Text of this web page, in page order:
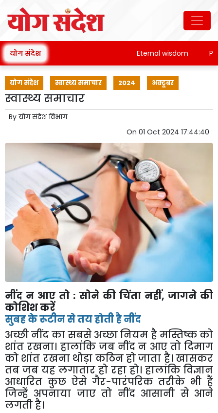
योग संदेश Eternal wisdom
योग संदेश स्वास्थ्य समाचार 2024 अक्टूबर
स्वास्थ्य समाचार
By योग संदेश विभाग
On 01 Oct 2024 17:44:40
नींद न आए तो : सोने की चिंता नहीं, जागने की
कोशिश करें
सुबह के रूटीन से तय होती है नींद
अच्छी नींद का सबसे अच्छा नियम है मस्तिष्क को
शांत रखना। हालांकि जब नींद न आए तो दिमाग
को शांत रखना थोड़ा कठिन हो जाता है। खासकर
तब जब यह लगातार हो रहा हो। हालांकि विज्ञान
आधारित कुछ ऐसे गैर-पारंपरिक तरीके भी हैं
जिन्हें अपनाया जाए तो नींद आसानी से आने
लगती है।